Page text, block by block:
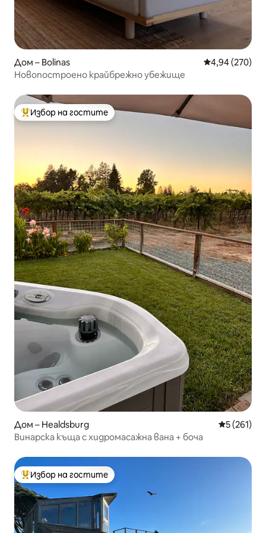
Дом – Bolinas Средна
4,94 (270)
Новопостроено крайбрежно убежище
Най-популярен избор на гостите
Избор на гостите
Дом – Healdsburg Средна
5 (261)
Винарска къща с хидромасажна вана + боча
Най-популярен избор на гостите
Избор на гостите